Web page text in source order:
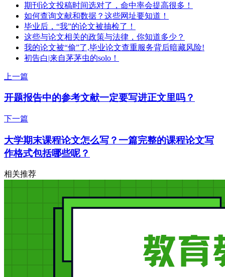
期刊论文投稿时间选对了，命中率会提高很多！
如何查询文献和数据？这些网址要知道！
毕业后，“我”的论文被抽检了！
这些与论文相关的政策与法律，你知道多少？
我的论文被“偷”了,毕业论文查重服务背后暗藏风险!
初告白|来自茅茅虫的solo！
上一篇
开题报告中的参考文献一定要写进正文里吗？
下一篇
大学期末课程论文怎么写？一篇完整的课程论文写
作格式包括哪些呢？
相关推荐